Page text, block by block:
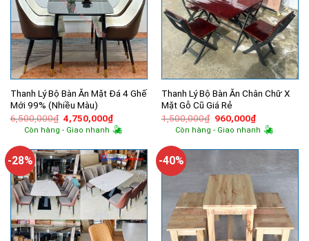
Thanh Lý Bộ Bàn Ăn Mặt Đá 4 Ghế
Mới 99% (Nhiều Màu)
6,500,000₫ Giá
gốc
là:
4,750,000₫Giá
hiện
tại
4,750,000₫.
Còn hàng - Giao nhanh
Thanh Lý Bộ Bàn Ăn Chân Chữ X
Mặt Gỗ Cũ Giá Rẻ
1,500,000₫ Giá
gốc
là:
960,000₫Giá
hiện
tại
960,000₫.
Còn hàng - Giao nhanh
-28% -40%